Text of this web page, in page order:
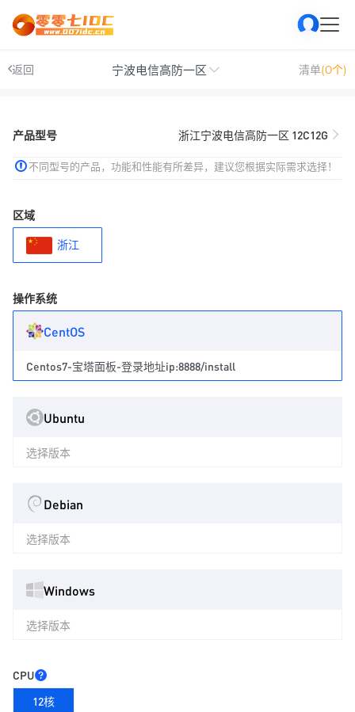
返回 宁波电信高防一区 清单(0个)
产品型号 浙江宁波电信高防一区 12C12G
不同型号的产品，功能和性能有所差异，建议您根据实际需求选择！
区域
浙江
操作系统
CentOS
Centos7-宝塔面板-登录地址ip:8888/install
Ubuntu
选择版本
Debian
选择版本
Windows
选择版本
CPU
12核